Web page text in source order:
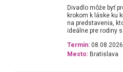
Divadlo môže byť
krokom k láske ku
na predstavenia,
ideálne pre rodiny
Termín:
Mesto: Bratislava